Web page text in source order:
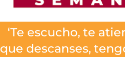
‘Te escucho, te
que descanses,